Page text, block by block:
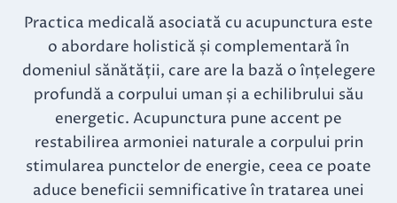
Practica medicală asociată cu acupunctura este
o abordare holistică și complementară în
domeniul sănătății, care are la bază o înțelegere
profundă a corpului uman și a echilibrului său
energetic. Acupunctura pune accent pe
restabilirea armoniei naturale a corpului prin
stimularea punctelor de energie, ceea ce poate
aduce beneficii semnificative în tratarea unei